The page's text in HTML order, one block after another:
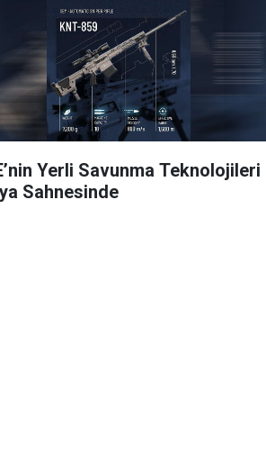
Yerli Savunma Teknolojileri
Sahnesinde